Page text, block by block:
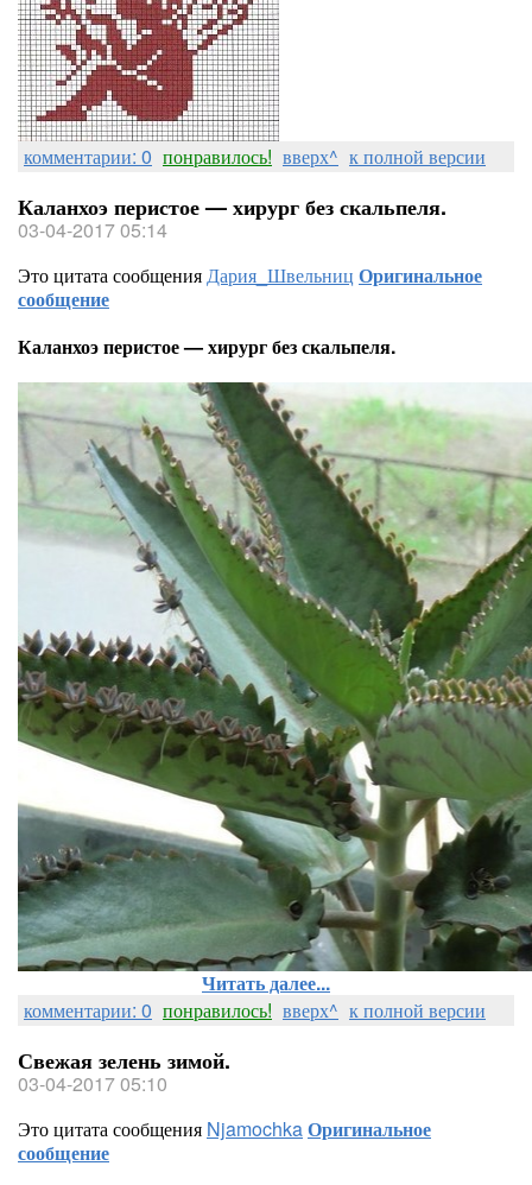
комментарии: 0 понравилось! вверх^ к полной версии
Каланхоэ перистое — хирург без скальпеля.
03-04-2017 05:14
Это цитата сообщенияДария_Швельниц Оригинальное
сообщение
Каланхоэ перистое — хирург без скальпеля.
Читать далее...
комментарии: 0 понравилось! вверх^ к полной версии
Свежая зелень зимой.
03-04-2017 05:10
Это цитата сообщения NjamochkaОригинальное
сообщение